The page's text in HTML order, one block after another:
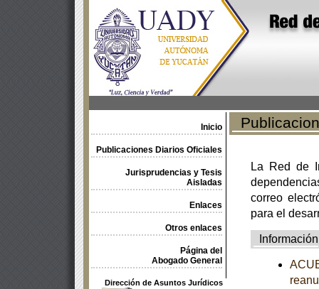
Inicio
Publicaciones Diarios Oficiales
Jurisprudencias y Tesis
Aisladas
Enlaces
Otros enlaces
Página del
Abogado General
Dirección de Asuntos Jurídicos
La Red de
correo
para el
Información